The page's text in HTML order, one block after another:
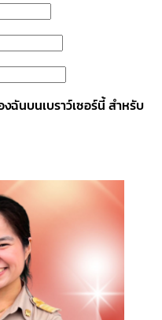
ฉันบนเบราว์เซอร์นี้ สำหรับ